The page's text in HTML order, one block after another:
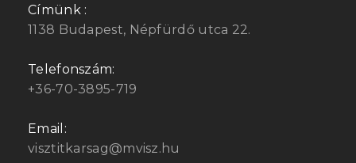
Címünk :
1138 Budapest, Népfürdő utca 22.
Telefonszám:
+36-70-3895-719
Email:
visztitkarsag@mvisz.hu